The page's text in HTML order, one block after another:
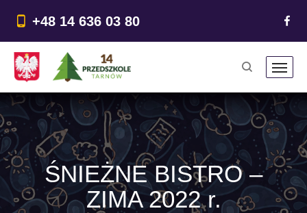
treści
+48 14 636 03 80
ŚNIEŻNE BISTRO –
ZIMA 2022 r.